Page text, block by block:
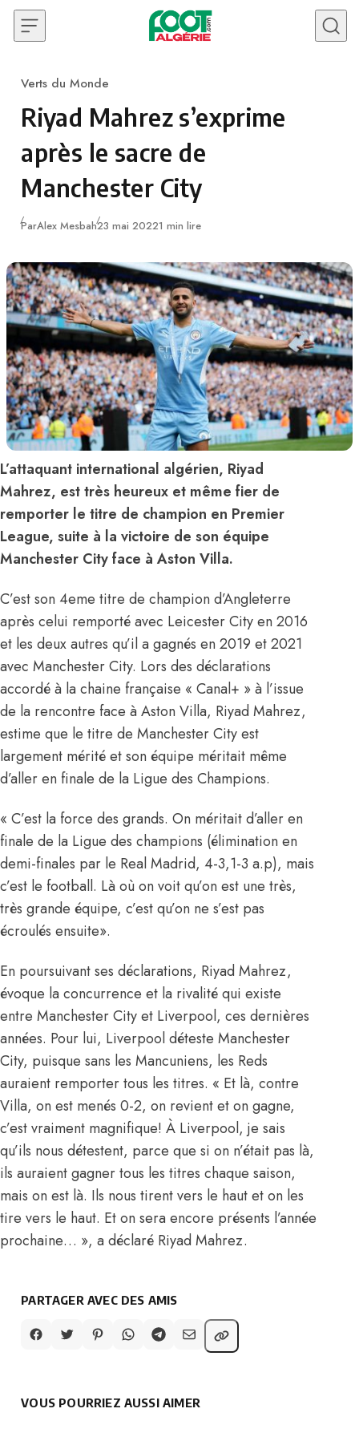
Skip to content
Category
Verts du Monde
Riyad Mahrez s’exprime
après le sacre de
Manchester City
ParAlex MesbahPublié
23 mai 20221 min lire
L’attaquant international algérien, Riyad
Mahrez, est très heureux et même fier de
remporter le titre de champion en Premier
League, suite à la victoire de son équipe
Manchester City face à Aston Villa.
C’est son 4eme titre de champion d’Angleterre
après celui remporté avec Leicester City en 2016
et les deux autres qu’il a gagnés en 2019 et 2021
avec Manchester City. Lors des déclarations
accordé à la chaine française « Canal+ » à l’issue
de la rencontre face à Aston Villa, Riyad Mahrez,
estime que le titre de Manchester City est
largement mérité et son équipe méritait même
d’aller en finale de la Ligue des Champions.
« C’est la force des grands. On méritait d’aller en
finale de la Ligue des champions (élimination en
demi-finales par le Real Madrid, 4-3,1-3 a.p), mais
c’est le football. Là où on voit qu’on est une très,
très grande équipe, c’est qu’on ne s’est pas
écroulés ensuite».
En poursuivant ses déclarations, Riyad Mahrez,
évoque la concurrence et la rivalité qui existe
entre Manchester City et Liverpool, ces dernières
années. Pour lui, Liverpool déteste Manchester
City, puisque sans les Mancuniens, les Reds
auraient remporter tous les titres. « Et là, contre
Villa, on est menés 0-2, on revient et on gagne,
c’est vraiment magnifique! À Liverpool, je sais
qu’ils nous détestent, parce que si on n’était pas là,
ils auraient gagner tous les titres chaque saison,
mais on est là. Ils nous tirent vers le haut et on les
tire vers le haut. Et on sera encore présents l’année
prochaine… », a déclaré Riyad Mahrez.
PARTAGER AVEC DES AMIS
VOUS POURRIEZ AUSSI AIMER